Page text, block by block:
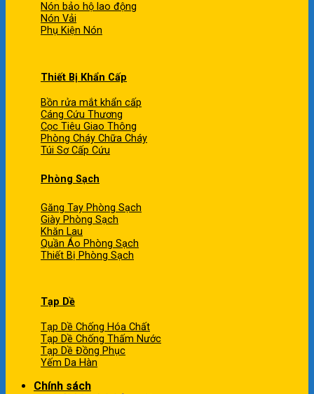
Nón bảo hộ lao động
Nón Vải
Phụ Kiện Nón
Thiết Bị Khẩn Cấp
Bồn rửa mắt khẩn cấp
Cáng Cứu Thương
Cọc Tiêu Giao Thông
Phòng Cháy Chữa Cháy
Túi Sơ Cấp Cứu
Phòng Sạch
Găng Tay Phòng Sạch
Giày Phòng Sạch
Khăn Lau
Quần Áo Phòng Sạch
Thiết Bị Phòng Sạch
Tạp Dề
Tạp Dề Chống Hóa Chất
Tạp Dề Chống Thấm Nước
Tạp Dề Đồng Phục
Yếm Da Hàn
Chính sách